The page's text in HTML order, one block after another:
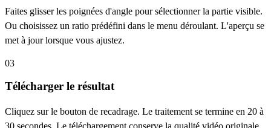
Faites glisser les poignées d'angle pour sélectionner la partie visible.
Ou choisissez un ratio prédéfini dans le menu déroulant. L'aperçu se
met à jour lorsque vous ajustez.
03
Télécharger le résultat
Cliquez sur le bouton de recadrage. Le traitement se termine en 20 à